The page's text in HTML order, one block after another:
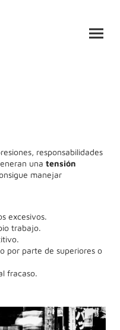
responsabilidades
una tensión
manejar
excesivos.
trabajo.
por parte de superiores o
fracaso.